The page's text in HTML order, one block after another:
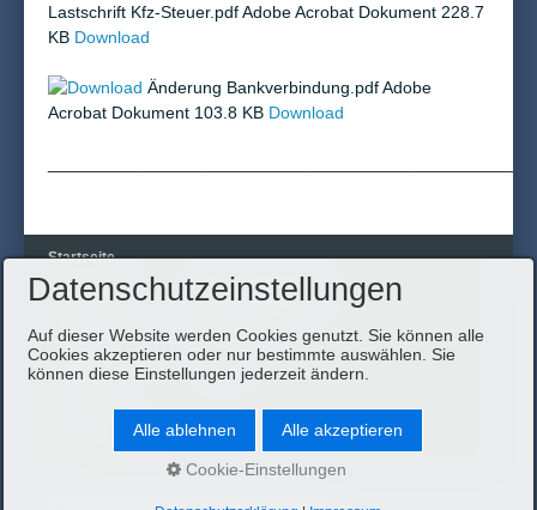
Lastschrift Kfz-Steuer.pdf Adobe Acrobat Dokument 228.7
KB Download
Änderung Bankverbindung.pdf Adobe
Acrobat Dokument 103.8 KB Download
Startseite
Philosophie
Vor-Ort-Service
Informationen
Aktuelles
Im Netz gefangen ...
Stellenangebote
AGB
Links
Datenschutzeinstellungen
Auf dieser Website werden Cookies genutzt. Sie können alle
Cookies akzeptieren oder nur bestimmte auswählen. Sie
können diese Einstellungen jederzeit ändern.
Alle ablehnen Alle akzeptieren
Cookie-Einstellungen